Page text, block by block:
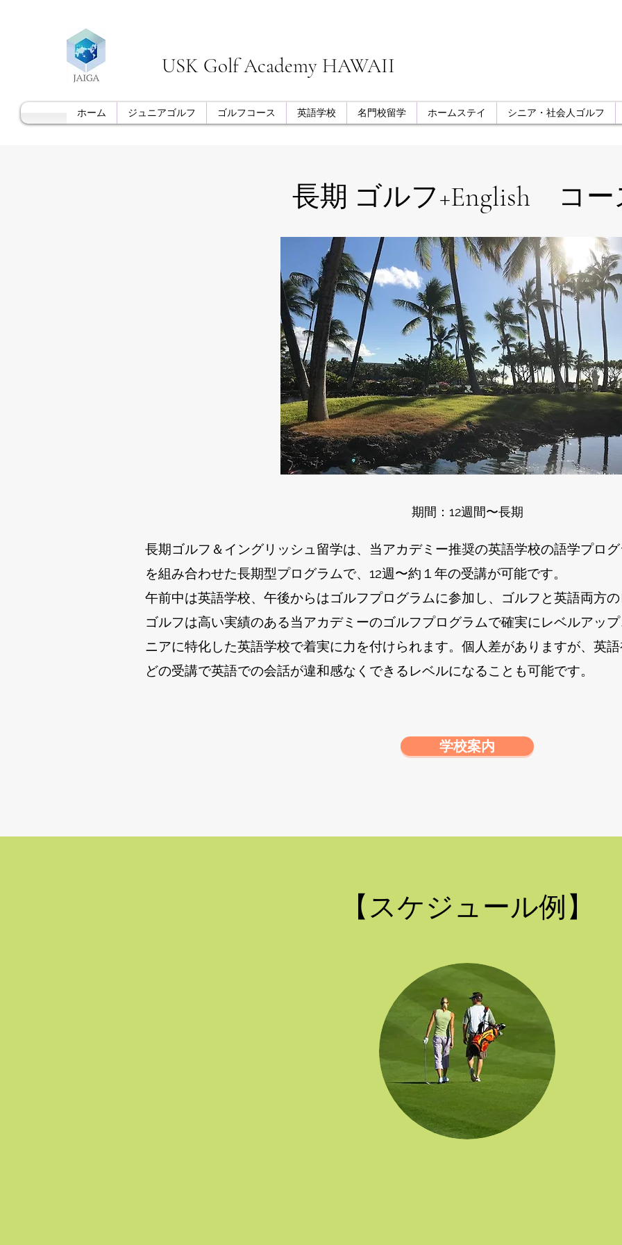
USK Golf Academy HAWAII
ホーム ジュニアゴルフ ゴルフコース 英語学校 名門校留学 ホームステイ シニア・社会人ゴルフ
長期 ゴルフ+English コー
期間：12週間〜長期
長期ゴルフ＆イングリッシュ留学は、当アカデミー推奨の英語学校の語学プロ
を組み合わせた長期型プログラムで、12週〜約１年の受講が可能です。
午前中は英語学校、午後からはゴルフプログラムに参加し、ゴルフと英語両方
ゴルフは高い実績のある当アカデミーのゴルフプログラムで確実にレベルアッ
ニアに特化した英語学校で着実に力を付けられます。個人差がありますが、英
どの受講で英語での会話が違和感なくできるレベルになることも可能です。
学校案内
​​【スケジュール例】